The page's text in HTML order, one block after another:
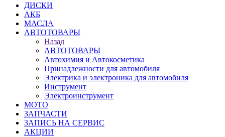
ДИСКИ
АКБ
МАСЛА
АВТОТОВАРЫ
Назад
АВТОТОВАРЫ
Автохимия и Автокосметика
Принадлежности для автомобиля
Электрика и электроника для автомобиля
Инструмент
Электроинструмент
МОТО
ЗАПЧАСТИ
ЗАПИСЬ НА СЕРВИС
АКЦИИ